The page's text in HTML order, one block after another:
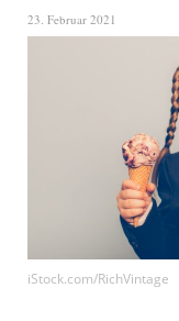
23. Februar 2021
iStock.com/RichVintage